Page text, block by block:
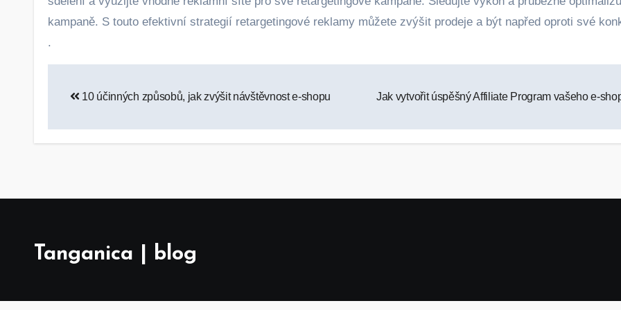
kampaně. S touto efektivní strategií retargetingové reklamy můžete zvýšit prodeje a být napřed oproti své
.
pro
příspěvek
10 účinných způsobů, jak zvýšit návštěvnost e-shopu Jak vytvořit úspěšný Affiliate Program vašeho e-
Tanganica | blog